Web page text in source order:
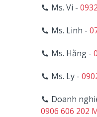
Ms. Vi -
Ms. Linh -
Ms. Hằng -
Ms. Ly -
Doanh
0906 606 202